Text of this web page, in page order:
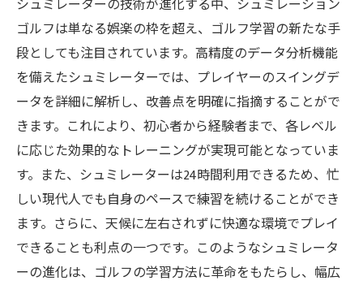
シュミレーターの技術が進化する中、シュミレーション
ゴルフは単なる娯楽の枠を超え、ゴルフ学習の新たな手
段としても注目されています。高精度のデータ分析機能
を備えたシュミレーターでは、プレイヤーのスイングデ
ータを詳細に解析し、改善点を明確に指摘することがで
きます。これにより、初心者から経験者まで、各レベル
に応じた効果的なトレーニングが実現可能となっていま
す。また、シュミレーターは24時間利用できるため、忙
しい現代人でも自身のペースで練習を続けることができ
ます。さらに、天候に左右されずに快適な環境でプレイ
できることも利点の一つです。このようなシュミレータ
ーの進化は、ゴルフの学習方法に革命をもたらし、幅広